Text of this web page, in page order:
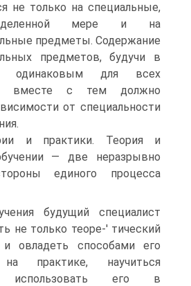
не только на специальные,
мере и на
предметы. Содержание
предметов, будучи в
одинаковым для всех
вместе с тем должно
от специальности
и практики. Теория и
— две неразрывно
единого процесса
будущий специалист
не только теоре-' тический
овладеть способами его
практике, научиться
использовать его в